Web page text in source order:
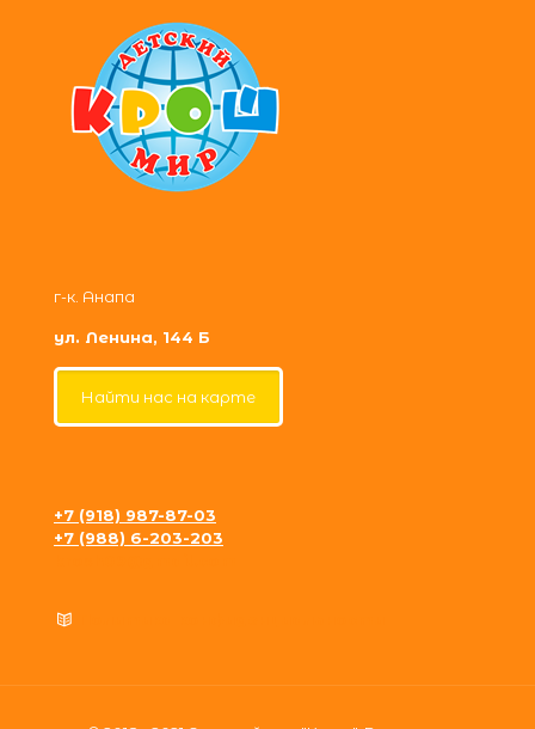
г-к. Анапа
ул. Ленина, 144 Б
Найти нас на карте
+7 (918) 987-87-03
+7 (988) 6-203-203